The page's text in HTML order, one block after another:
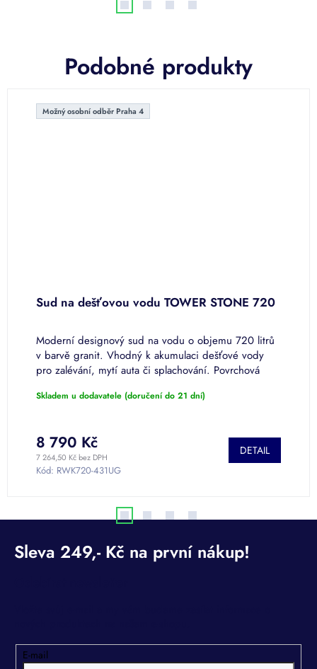
Podobné produkty
Možný osobní odběr Praha 4
Sud na dešťovou vodu TOWER STONE 720
Moderní designový sud na vodu o objemu 720 litrů
v barvě granit. Vhodný k akumulaci dešťové vody
pro zalévání, mytí auta či splachování. Povrchová
Skladem u dodavatele (doručení do 21 dní)
7 264,50 Kč bez DPH
8 790 Kč DETAIL
Kód: RWK720-431UG
E-mail